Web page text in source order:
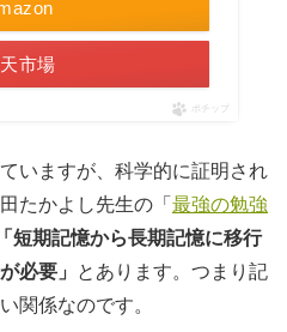
市場
ポチップ
いますが、科学的に証明され
たかよし先生の「 最強の勉強
「短期記憶から長期記憶に移行
必要」
とあります。つまり記
関係なのです。